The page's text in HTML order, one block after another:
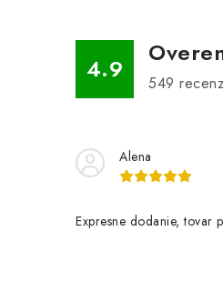
4.9 549
Alena
Expresne dodanie, tovar